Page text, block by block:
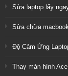
Sửa laptop lấy
Sửa chữa
Độ Cảm Ứng
Thay màn hình